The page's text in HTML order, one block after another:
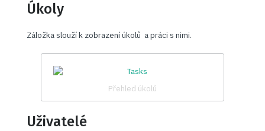
Úkoly
Záložka slouží k zobrazení úkolů a práci s nimi.
Přehled úkolů
Uživatelé